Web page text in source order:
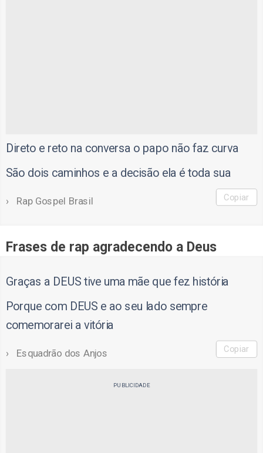
Direto e reto na conversa o papo não faz curva
São dois caminhos e a decisão ela é toda sua
Rap Gospel Brasil Copiar
Frases de rap agradecendo a Deus
Graças a DEUS tive uma mãe que fez história
Porque com DEUS e ao seu lado sempre
comemorarei a vitória
Esquadrão dos Anjos Copiar
PUBLICIDADE